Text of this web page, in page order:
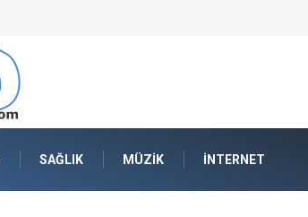
SAĞLIK MÜZIK İNTERNET